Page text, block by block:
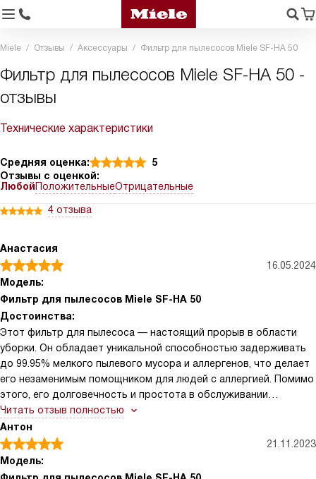
Miele Отзывы Аксессуары Фильтр для пылесосов Miele SF-HA 50
Фильтр для пылесосов Miele SF-HA 50 -
отзывы
Технические характеристики
Средняя оценка:
5
Отзывы с оценкой:
ЛюбойПоложительныеОтрицательные
4 отзыва
Анастасия
16.05.2024
Модель:
Фильтр для пылесосов Miele SF-HA 50
Достоинства:
Этот фильтр для пылесоса — настоящий прорыв в области
уборки. Он обладает уникальной способностью задерживать
до 99.95% мелкого пылевого мусора и аллергенов, что делает
его незаменимым помощником для людей с аллергией. Помимо
этого, его долговечность и простота в обслуживании
поражает. К тому же, его установка не требует особых усилий,
что существенно облегчает процесс эксплуатации.
Читать отзыв полностью
Антон
21.11.2023
Модель: